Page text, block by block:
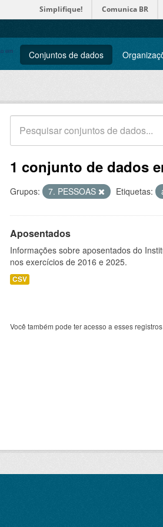
Simplifique! Comunica BR
Conjuntos de dados
1 conjunto de dados
Grupos: 7. PESSOAS Etiquetas:
Aposentados
Informações sobre aposentados do
nos exercícios de 2016 e 2025.
CSV
Você também pode ter acesso a esses